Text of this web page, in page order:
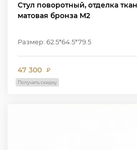
Стул поворотный, отделка
матовая бронза M2
Размер: 62.5*64.5*79.5
47 300 ₽
Получить скидку